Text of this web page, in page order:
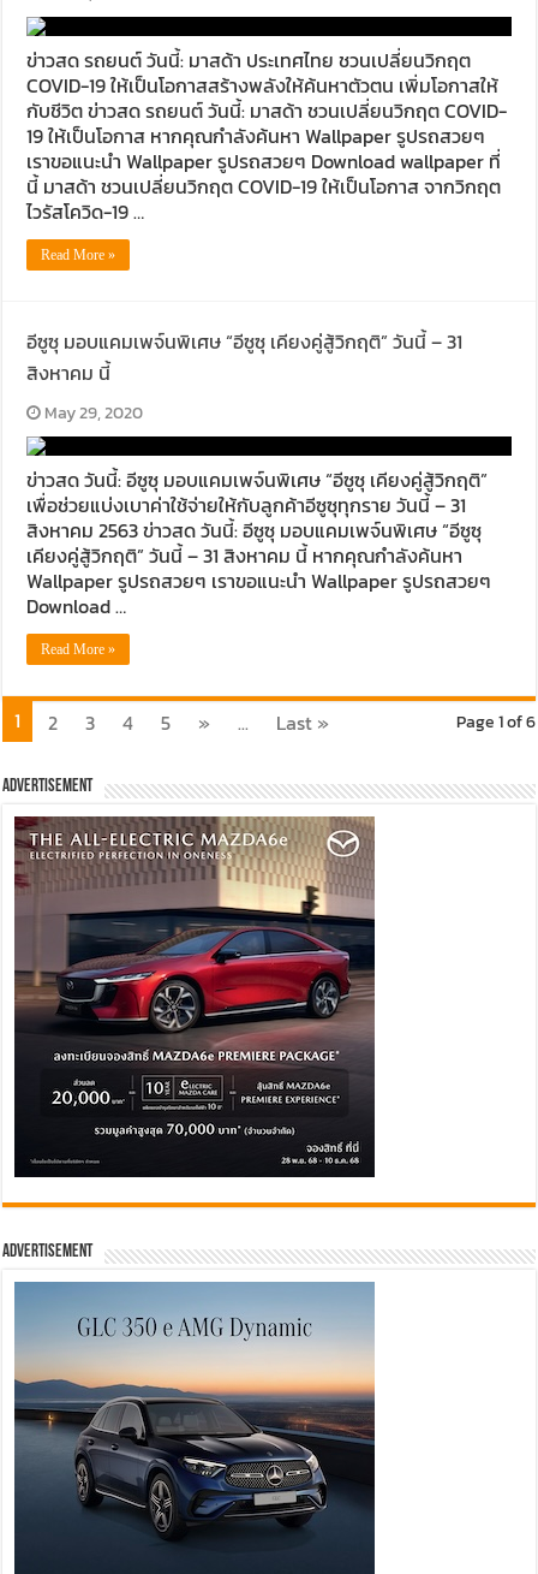
ข่าวสด รถยนต์ วันนี้: มาสด้า ประเทศไทย ชวนเปลี่ยนวิกฤต
COVID-19 ให้เป็นโอกาสสร้างพลังให้ค้นหาตัวตน เพิ่มโอกาสให้
กับชีวิต ข่าวสด รถยนต์ วันนี้: มาสด้า ชวนเปลี่ยนวิกฤต COVID-
19 ให้เป็นโอกาส หากคุณกำลังค้นหา Wallpaper รูปรถสวยๆ
เราขอแนะนำ Wallpaper รูปรถสวยๆ Download wallpaper ที่
นี้ มาสด้า ชวนเปลี่ยนวิกฤต COVID-19 ให้เป็นโอกาส จากวิกฤต
ไวรัสโควิด-19 …
Read More »
อีซูซุ มอบแคมเพจ์นพิเศษ “อีซูซุ เคียงคู่สู้วิกฤติ” วันนี้ – 31
สิงหาคม นี้
May 29, 2020
ข่าวสด วันนี้: อีซูซุ มอบแคมเพจ์นพิเศษ “อีซูซุ เคียงคู่สู้วิกฤติ”
เพื่อช่วยแบ่งเบาค่าใช้จ่ายให้กับลูกค้าอีซูซุทุกราย วันนี้ – 31
สิงหาคม 2563 ข่าวสด วันนี้: อีซูซุ มอบแคมเพจ์นพิเศษ “อีซูซุ
เคียงคู่สู้วิกฤติ” วันนี้ – 31 สิงหาคม นี้ หากคุณกำลังค้นหา
Wallpaper รูปรถสวยๆ เราขอแนะนำ Wallpaper รูปรถสวยๆ
Download …
Read More »
Page 1 of 6
1 2 3 4 5 » ... Last »
Advertisement
Advertisement